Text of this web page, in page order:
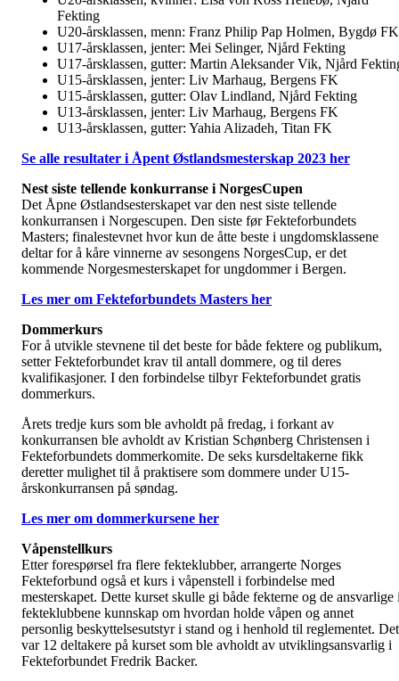
Fekting
U20-årsklassen, menn: Franz Philip Pap Holmen, Bygdø FK
U17-årsklassen, jenter: Mei Selinger, Njård Fekting
U17-årsklassen, gutter: Martin Aleksander Vik, Njård
U15-årsklassen, jenter: Liv Marhaug, Bergens FK
U15-årsklassen, gutter: Olav Lindland, Njård Fekting
U13-årsklassen, jenter: Liv Marhaug, Bergens FK
U13-årsklassen, gutter: Yahia Alizadeh, Titan FK
Se alle resultater i Åpent Østlandsmesterskap 2023 her
Nest siste tellende konkurranse i NorgesCupen
Det Åpne Østlandsesterskapet var den nest siste tellende
konkurransen i Norgescupen. Den siste før Fekteforbundets
Masters; finalestevnet hvor kun de åtte beste i ungdomsklassene
deltar for å kåre vinnerne av sesongens NorgesCup, er det
kommende Norgesmesterskapet for ungdommer i Bergen.
Les mer om Fekteforbundets Masters her
Dommerkurs
For å utvikle stevnene til det beste for både fektere og publikum,
setter Fekteforbundet krav til antall dommere, og til deres
kvalifikasjoner. I den forbindelse tilbyr Fekteforbundet gratis
dommerkurs.
Årets tredje kurs som ble avholdt på fredag, i forkant av
konkurransen ble avholdt av Kristian Schønberg Christensen i
Fekteforbundets dommerkomite. De seks kursdeltakerne fikk
deretter mulighet til å praktisere som dommere under U15-
årskonkurransen på søndag.
Les mer om dommerkursene her
Våpenstellkurs
Etter forespørsel fra flere fekteklubber, arrangerte Norges
Fekteforbund også et kurs i våpenstell i forbindelse med
mesterskapet. Dette kurset skulle gi både fekterne og de ansvarlige
fekteklubbene kunnskap om hvordan holde våpen og annet
personlig beskyttelsesutstyr i stand og i henhold til reglementet. Det
var 12 deltakere på kurset som ble avholdt av utviklingsansvarlig i
Fekteforbundet Fredrik Backer.